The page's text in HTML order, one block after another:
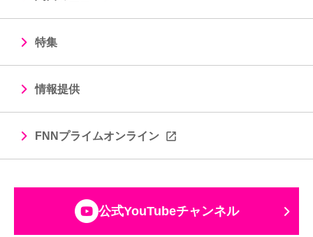
特集
情報提供
FNNプライムオンライン
公式YouTubeチャンネル